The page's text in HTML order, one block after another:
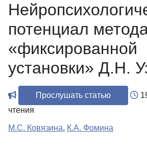
потенциал
«фиксированной
установки» Д.Н.
Прослушать статью
чтения
М.С. Ковязина, К.А. Фомина